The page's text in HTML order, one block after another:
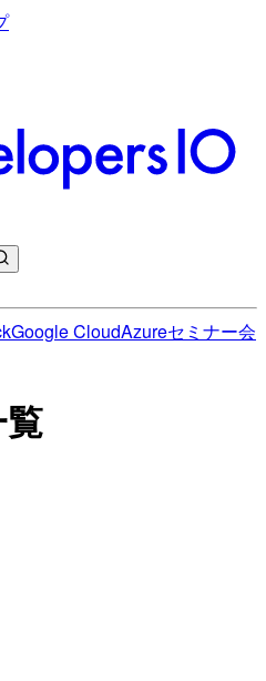
Google CloudAzureセミナー会